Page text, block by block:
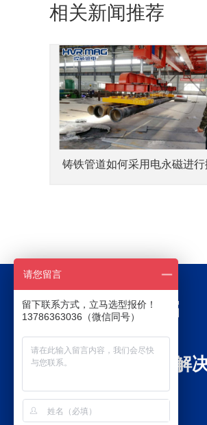
相关新闻推荐
铸铁管道如何采用电永磁进行
全球电永磁行业解
方案提供商
请您留言
留下联系方式，立马选型报价！
13786363036（微信同号）